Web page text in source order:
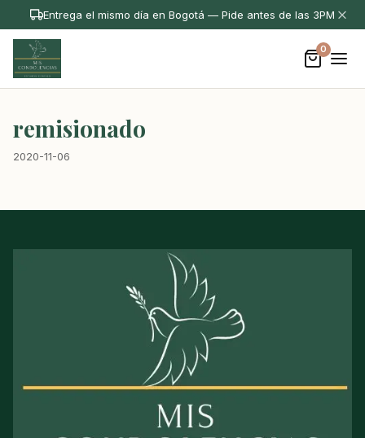
Entrega el mismo día en Bogotá — Pide antes de las 3PM
0
remisionado
2020-11-06